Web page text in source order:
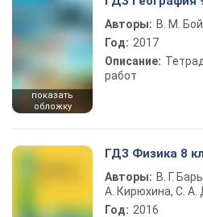
показать
обложку
Авторы: В. М.
Год: 2017
Описание:
работ
ГДЗ Физика 8
Авторы: В. Г.
А. Кирюхина, С. А.
Год: 2016